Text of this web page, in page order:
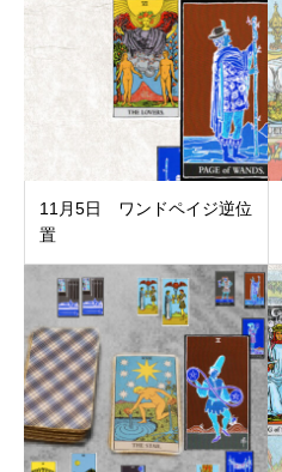
11月5日 ワンドペイジ逆位
置